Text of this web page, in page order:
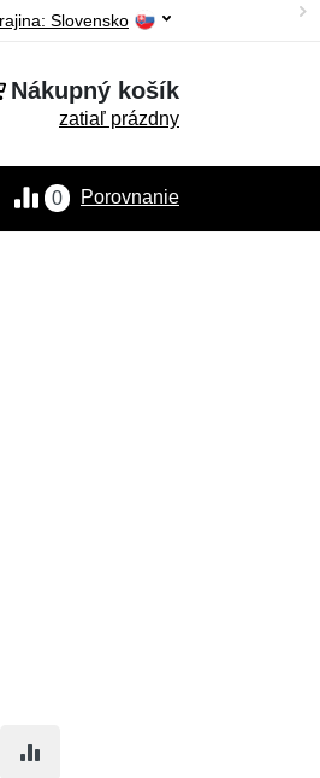
Slovensko
Nákupný košík
zatiaľ prázdny
0 Porovnanie